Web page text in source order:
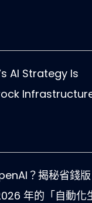
AI Strategy Is
？揭秘省錢版
年的「自動化